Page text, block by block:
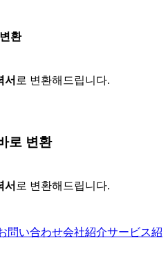
환
서 로 변환해드립니다.
로 변환
서 로 변환해드립니다.
問い合わせ会社紹介サービス紹